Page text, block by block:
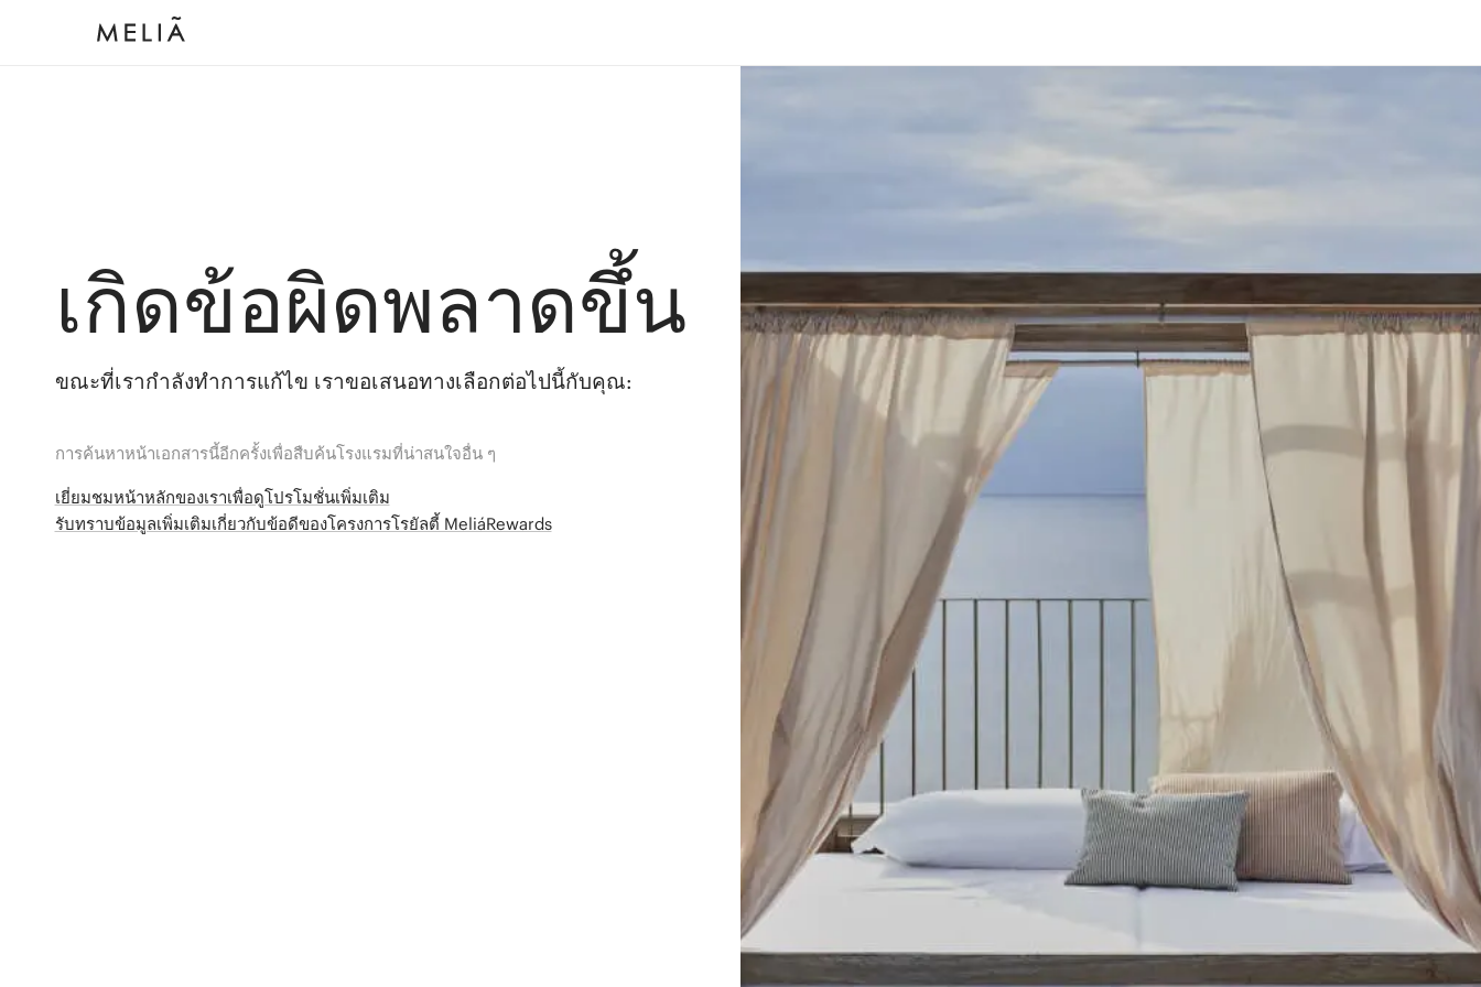
เกิดข้อผิดพลาดขึ้น
ขณะที่เรากำลังทำการแก้ไข เราขอเสนอทางเลือกต่อไปนี้กับคุณ:
การค้นหาหน้าเอกสารนี้อีกครั้งเพื่อสืบค้นโรงแรมที่น่าสนใจอื่น ๆ
เยี่ยมชมหน้าหลักของเราเพื่อดูโปรโมชั่นเพิ่มเติม
รับทราบข้อมูลเพิ่มเติมเกี่ยวกับข้อดีของโครงการโรยัลตี้ MeliáRewards